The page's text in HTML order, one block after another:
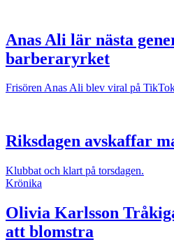
Anas Ali lär nästa
barberaryrket
Frisören Anas Ali blev viral på
Riksdagen avskaffar
Klubbat och klart på torsdagen.
Krönika
Olivia Karlsson
att blomstra